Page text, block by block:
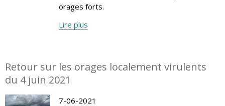
orages forts.
Lire plus
Retour sur les orages localement virulents
du 4 juin 2021
7-06-2021